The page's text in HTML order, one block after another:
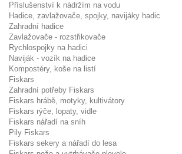
Příslušenství k nádržím na vodu
Hadice, zavlažovače, spojky, navijáky hadic
Zahradní hadice
Zavlažovače - rozstřikovače
Rychlospojky na hadici
Naviják - vozík na hadice
Kompostéry, koše na listí
Fiskars
Zahradní potřeby Fiskars
Fiskars hrábě, motyky, kultivátory
Fiskars rýče, lopaty, vidle
Fiskars nářadí na sníh
Pily Fiskars
Fiskars sekery a nářadí do lesa